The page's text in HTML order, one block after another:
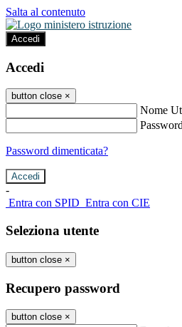
Salta al contenuto
Accedi
Accedi
button close ×
Nome
Password dimenticata?
-
Entra con SPID Entra con CIE
Seleziona utente
button close ×
Recupero password
button close ×